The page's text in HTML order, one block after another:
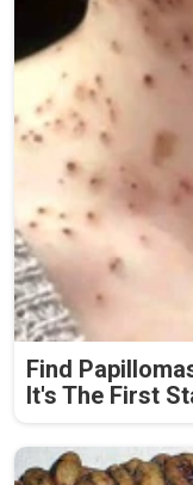
Find
It's The First